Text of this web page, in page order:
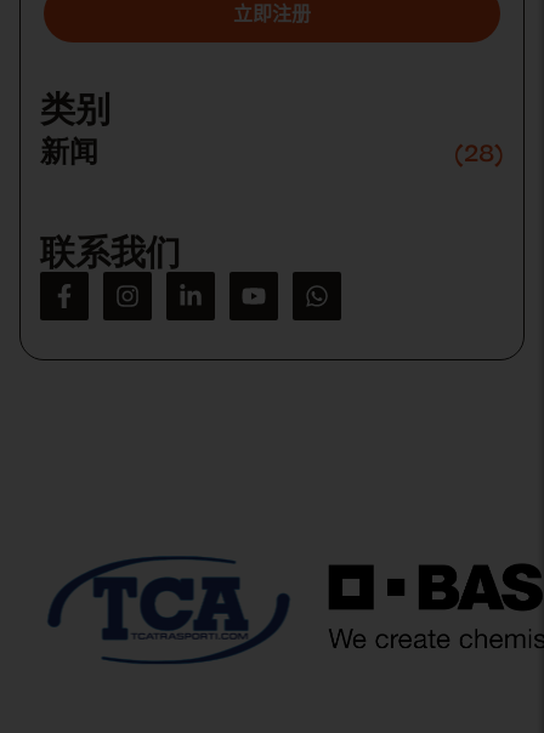
this
field
empty.
类别
新闻 (28)
联系我们